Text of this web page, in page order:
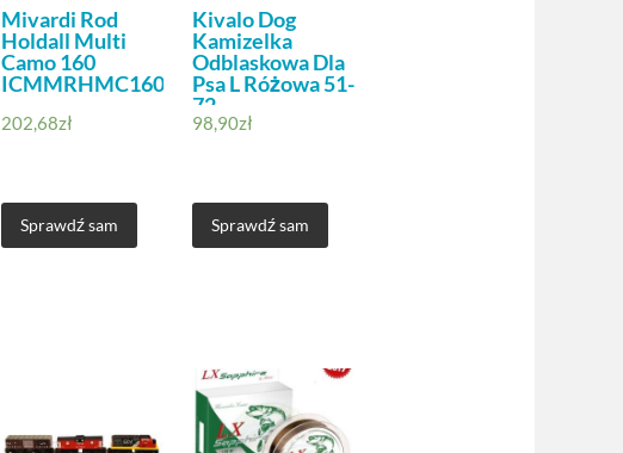
Mivardi Rod
Holdall Multi
Camo 160
ICMMRHMC160
202,68zł
Sprawdź sam
Kivalo Dog
Kamizelka
Odblaskowa Dla
Psa L Różowa 51-
72
98,90zł
Sprawdź sam